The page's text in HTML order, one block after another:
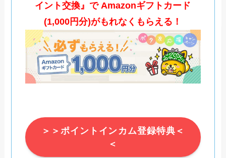
イント交換』で Amazonギフトカード
(1,000円分)がもれなくもらえる！
＞＞ポイントインカム登録特典＜
＜